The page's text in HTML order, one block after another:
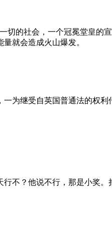
切的社会，一个冠冕堂皇
就会造成火山爆发。
一为继受自英国普通法的权
不？他说不行，那是小奖